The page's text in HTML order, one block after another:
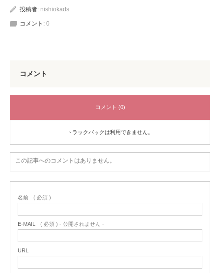
投稿者: nishiokads
コメント: 0
コメント
コメント (0)
トラックバックは利用できません。
この記事へのコメントはありません。
名前 ( 必須 )
E-MAIL ( 必須 ) - 公開されません -
URL